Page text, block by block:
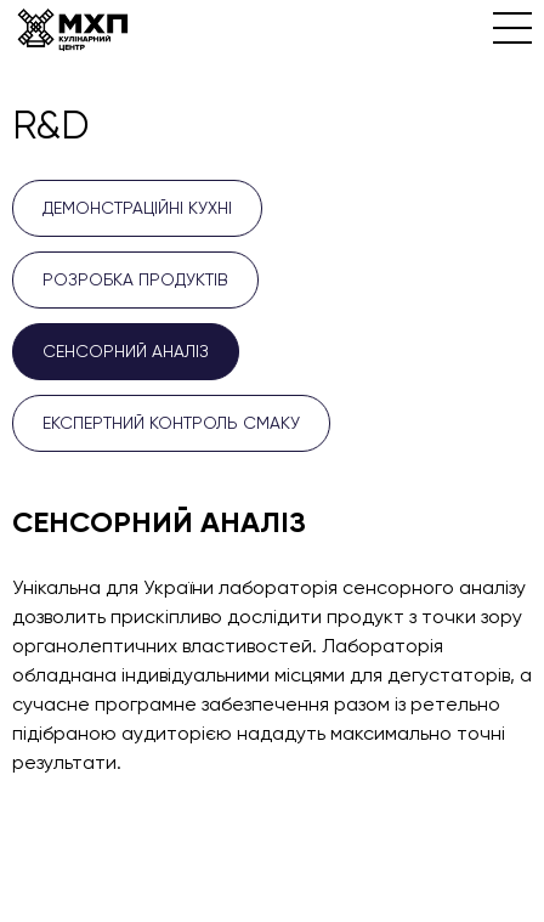
R&D
ДЕМОНСТРАЦІЙНІ КУХНІ
РОЗРОБКА ПРОДУКТІВ
СЕНСОРНИЙ АНАЛІЗ
ЕКСПЕРТНИЙ КОНТРОЛЬ СМАКУ
СЕНСОРНИЙ АНАЛІЗ
Унікальна для України лабораторія сенсорного аналізу
дозволить прискіпливо дослідити продукт з точки зору
органолептичних властивостей. Лабораторія
обладнана індивідуальними місцями для дегустаторів, а
сучасне програмне забезпечення разом із ретельно
підібраною аудиторією нададуть максимально точні
результати.